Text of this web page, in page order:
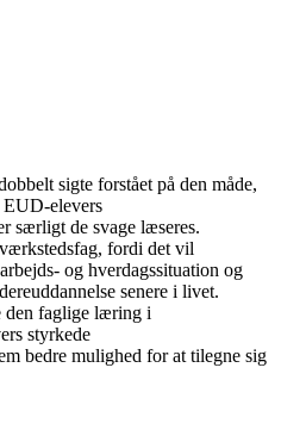
sigte forstået på den måde,
elevers
særligt de svage læseres.
fordi det vil
og hverdagssituation og
senere i livet.
den faglige læring i
styrkede
bedre mulighed for at tilegne sig